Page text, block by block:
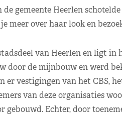
gemeente Heerlen
meer over haar look en
van Heerlen en ligt in
door de mijnbouw en werd
er vestigingen van het CBS,
van deze organisaties
Echter, door